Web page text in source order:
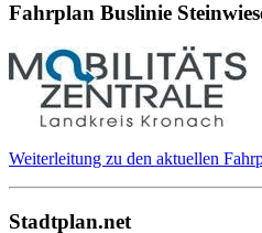
Fahrplan Buslinie
Weiterleitung zu den aktuellen
Stadtplan.net